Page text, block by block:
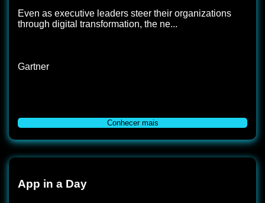
Even as executive leaders steer their organizations
through digital transformation, the ne...
Gartner
Conhecer mais
App in a Day